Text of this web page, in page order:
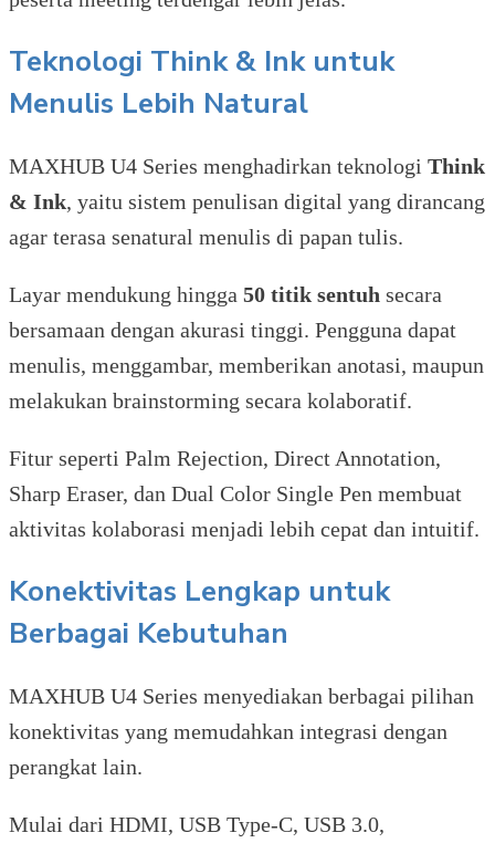
Teknologi Think & Ink untuk
Menulis Lebih Natural
MAXHUB U4 Series menghadirkan teknologi Think
& Ink, yaitu sistem penulisan digital yang dirancang
agar terasa senatural menulis di papan tulis.
Layar mendukung hingga 50 titik sentuh secara
bersamaan dengan akurasi tinggi. Pengguna dapat
menulis, menggambar, memberikan anotasi, maupun
melakukan brainstorming secara kolaboratif.
Fitur seperti Palm Rejection, Direct Annotation,
Sharp Eraser, dan Dual Color Single Pen membuat
aktivitas kolaborasi menjadi lebih cepat dan intuitif.
Konektivitas Lengkap untuk
Berbagai Kebutuhan
MAXHUB U4 Series menyediakan berbagai pilihan
konektivitas yang memudahkan integrasi dengan
perangkat lain.
Mulai dari HDMI, USB Type-C, USB 3.0,